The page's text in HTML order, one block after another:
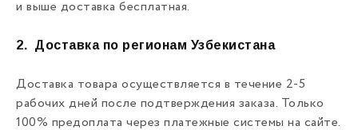
и выше доставка бесплатная.
2. Доставка по регионам Узбекистана
Доставка товара осуществляется в течение 2-5
рабочих дней после подтверждения заказа. Только
100% предоплата через платежные системы на сайте.